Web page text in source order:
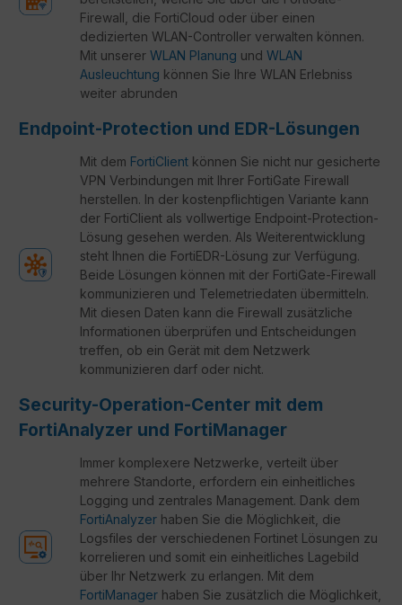
Firewall, die FortiCloud oder über einen
dedizierten WLAN-Controller verwalten können.
Mit unserer WLAN Planung und WLAN
Ausleuchtung können Sie Ihre WLAN Erlebniss
weiter abrunden
Endpoint-Protection und EDR-Lösungen
Mit dem FortiClient können Sie nicht nur gesicherte
VPN Verbindungen mit Ihrer FortiGate Firewall
herstellen. In der kostenpflichtigen Variante kann
der FortiClient als vollwertige Endpoint-Protection-
Lösung gesehen werden. Als Weiterentwicklung
steht Ihnen die FortiEDR-Lösung zur Verfügung.
Beide Lösungen können mit der FortiGate-Firewall
kommunizieren und Telemetriedaten übermitteln.
Mit diesen Daten kann die Firewall zusätzliche
Informationen überprüfen und Entscheidungen
treffen, ob ein Gerät mit dem Netzwerk
kommunizieren darf oder nicht.
Security-Operation-Center mit dem
FortiAnalyzer und FortiManager
Immer komplexere Netzwerke, verteilt über
mehrere Standorte, erfordern ein einheitliches
Logging und zentrales Management. Dank dem
FortiAnalyzer haben Sie die Möglichkeit, die
Logsfiles der verschiedenen Fortinet Lösungen zu
korrelieren und somit ein einheitliches Lagebild
über Ihr Netzwerk zu erlangen. Mit dem
FortiManager haben Sie zusätzlich die Möglichkeit,